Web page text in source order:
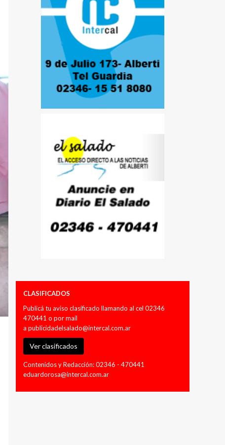
CLASIFICADOS
Publicá tu aviso clasificado llamando al cel 02346
470441 o por mail
a publicidadelsalado@intercal.com.ar
Ver clasificados
Contenidos y Redacción: 02346 - 470441
eduardorosa@intercal.com.ar